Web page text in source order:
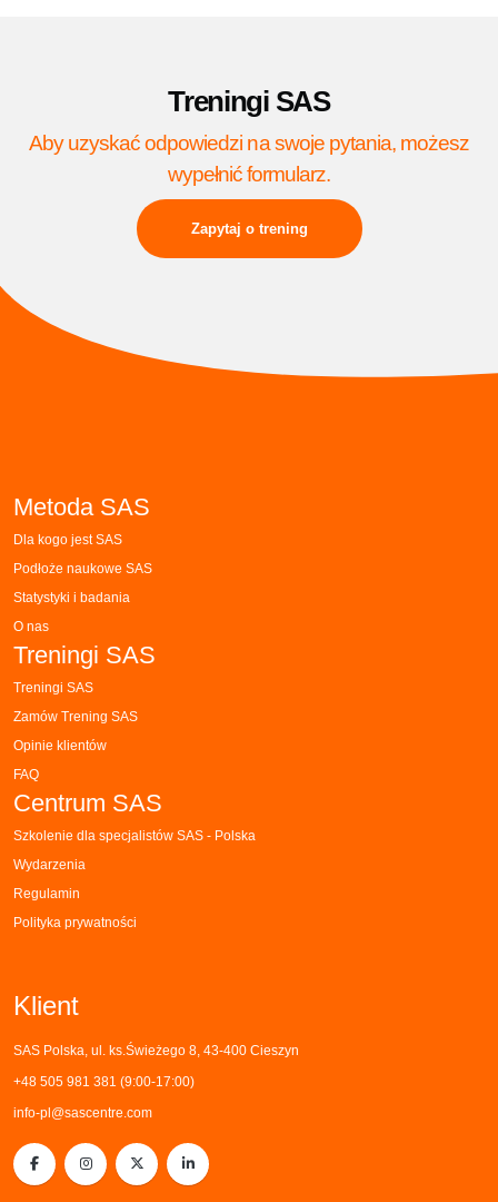
Treningi SAS
Aby uzyskać odpowiedzi na swoje pytania, możesz
wypełnić formularz.
Zapytaj o trening
Metoda SAS
Dla kogo jest SAS
Podłoże naukowe SAS
Statystyki i badania
O nas
Treningi SAS
Treningi SAS
Zamów Trening SAS
Opinie klientów
FAQ
Centrum SAS
Szkolenie dla specjalistów SAS - Polska
Wydarzenia
Regulamin
Polityka prywatności
Klient
SAS Polska, ul. ks.Świeżego 8, 43-400 Cieszyn
+48 505 981 381 (9:00-17:00)
info-pl@sascentre.com